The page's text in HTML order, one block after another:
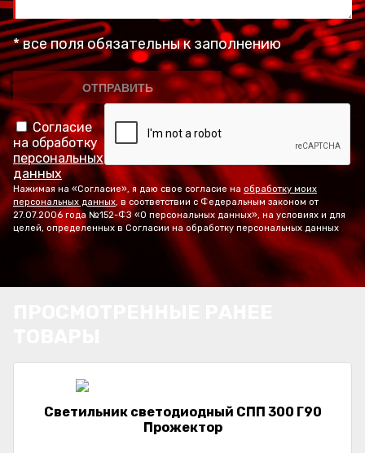
* все поля обязательны к заполнению
Согласие
на обработку
персональных
данных
Нажимая на «Согласие», я даю свое согласие на обработку моих
персональных данных, в соответствии с Федеральным законом от
27.07.2006 года №152-ФЗ «О персональных данных», на условиях и для
целей, определенных в Согласии на обработку персональных данных
Светильник светодиодный СПП 300 Г90
Прожектор